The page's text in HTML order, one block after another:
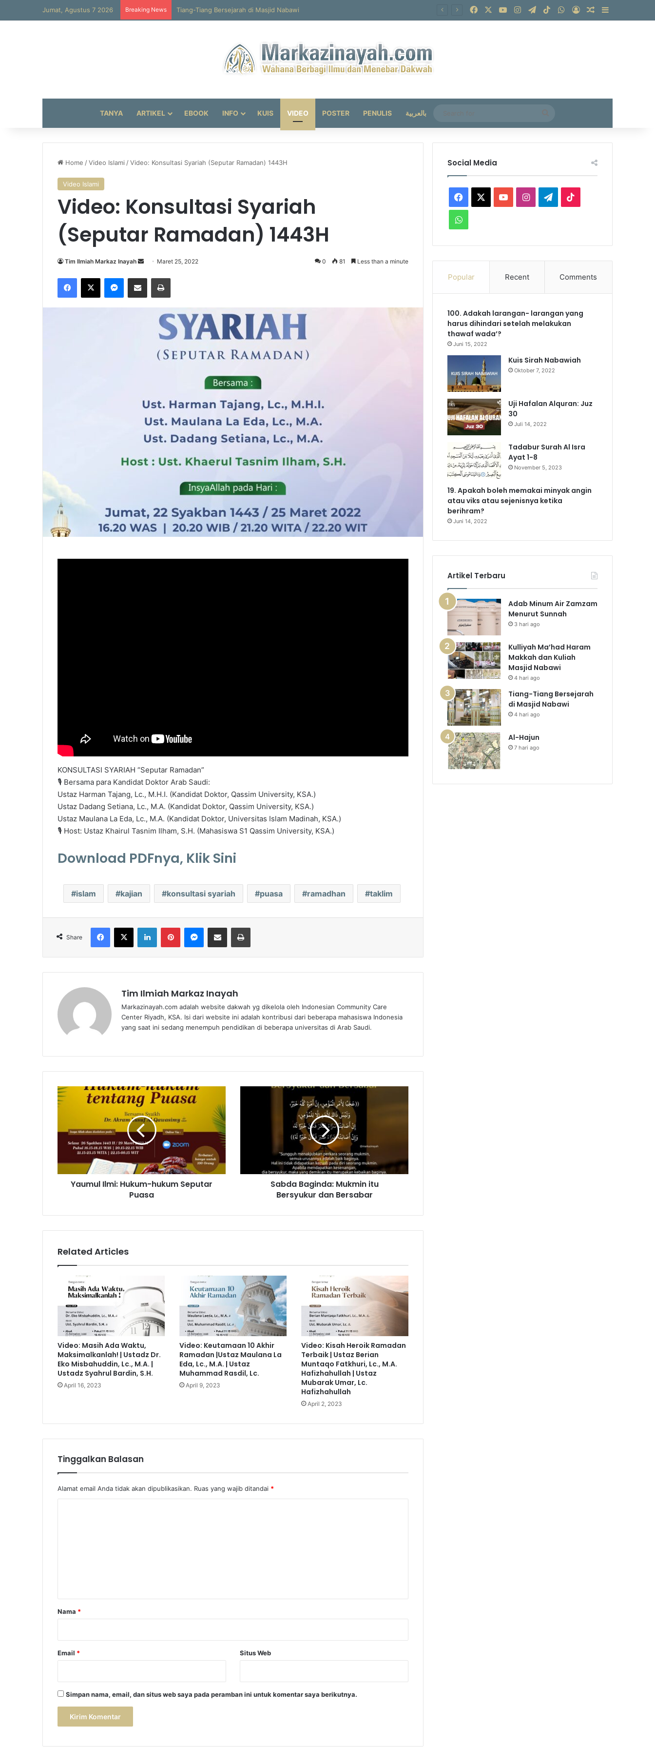
Jumat, Agustus 7 2026 Breaking News Al-Hajun FacebookYouTubeInstagram
TelegramTikTokWhatsApp
Log InRandom Article
Sidebar
TANYA ARTIKEL EBOOK INFO KUIS VIDEO POSTER PENULIS بالعربية
for
Home /Video Islami /Video: Konsultasi Syariah (Seputar Ramadan) 1443H
Video Islami
Video: Konsultasi Syariah
(Seputar Ramadan) 1443H
Tim Ilmiah Markaz Inayah
Send Maret 25, 2022 0 81 Less than a minute
Facebook
X Messenger
Share via Email Print
KONSULTASI SYARIAH “Seputar Ramadan”
🎙 Bersama para Kandidat Doktor Arab Saudi:
Ustaz Harman Tajang, Lc., M.H.I. (Kandidat Doktor, Qassim University, KSA.)
Ustaz Dadang Setiana, Lc., M.A. (Kandidat Doktor, Qassim University, KSA.)
Ustaz Maulana La Eda, Lc., M.A. (Kandidat Doktor, Universitas Islam Madinah, KSA.)
🎙 Host: Ustaz Khairul Tasnim Ilham, S.H. (Mahasiswa S1 Qassim University, KSA.)
Download PDFnya, Klik Sini
islam kajian konsultasi syariah puasa ramadhan taklim
Share
Facebook
X LinkedInPinterestMessenger
Share via Email Print
Tim Ilmiah Markaz Inayah
Markazinayah.com adalah website dakwah yg dikelola oleh Indonesian Community Care
Center Riyadh, KSA. Isi dari website ini adalah kontribusi dari beberapa mahasiswa Indonesia
yang saat ini sedang menempuh pendidikan di beberapa universitas di Arab Saudi.
Yaumul
Ilmi:
Seputar
Puasa
Yaumul Ilmi: Hukum-hukum Seputar
Puasa
Sabda Baginda: Mukmin itu
Bersyukur dan Bersabar
Related Articles
Video: Masih Ada Waktu,
Maksimalkanlah! | Ustadz Dr.
Eko Misbahuddin, Lc., M.A. |
Ustadz Syahrul Bardin, S.H.
April 16, 2023
Video: Keutamaan 10 Akhir
Ramadan |Ustaz Maulana La
Eda, Lc., M.A. | Ustaz
Muhammad Rasdil, Lc.
April 9, 2023
Video: Kisah Heroik Ramadan
Terbaik | Ustaz Berian
Muntaqo Fatkhuri, Lc., M.A.
Hafizhahullah | Ustaz
Mubarak Umar, Lc.
Hafizhahullah
April 2, 2023
Tinggalkan Balasan
Alamat email Anda tidak akan dipublikasikan. Ruas yang wajib ditandai *
r
Nama *
Email * Situs Web
Simpan nama, email, dan situs web saya pada peramban ini untuk komentar saya berikutnya.
Social Media
Facebook YouTubeInstagram
Telegram
WhatsApp
Popular Recent Comments
100. Adakah larangan- larangan yang
harus dihindari setelah melakukan
thawaf wada’?
Juni 15, 2022
Kuis Sirah Nabawiah
Oktober 7, 2022
Uji Hafalan Alquran: Juz
30
Juli 14, 2022
Tadabur Surah Al Isra
Ayat 1-8
November 5, 2023
19. Apakah boleh memakai minyak angin
atau viks atau sejenisnya ketika
berihram?
Juni 14, 2022
Artikel Terbaru
Adab Minum Air Zamzam
Menurut Sunnah
3 hari ago
Kulliyah Ma’had Haram
Makkah dan Kuliah
Masjid Nabawi
4 hari ago
Tiang-Tiang Bersejarah
di Masjid Nabawi
4 hari ago
Al-Hajun
7 hari ago